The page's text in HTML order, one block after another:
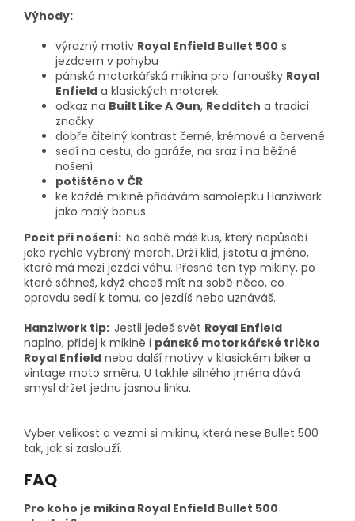
Výhody:
výrazný motiv Royal Enfield Bullet 500 s
jezdcem v pohybu
pánská motorkářská mikina pro fanoušky Royal
Enfield a klasických motorek
odkaz na Built Like A Gun, Redditch a tradici
značky
dobře čitelný kontrast černé, krémové a červené
sedí na cestu, do garáže, na sraz i na běžné
nošení
potištěno v ČR
ke každé mikině přidávám samolepku Hanziwork
jako malý bonus
Pocit při nošení: Na sobě máš kus, který nepůsobí
jako rychle vybraný merch. Drží klid, jistotu a jméno,
které má mezi jezdci váhu. Přesně ten typ mikiny, po
které sáhneš, když chceš mít na sobě něco, co
opravdu sedí k tomu, co jezdíš nebo uznáváš.
Hanziwork tip: Jestli jedeš svět Royal Enfield
naplno, přidej k mikině i pánské motorkářské tričko
Royal Enfield nebo další motivy v klasickém biker a
vintage moto směru. U takhle silného jména dává
smysl držet jednu jasnou linku.
Vyber velikost a vezmi si mikinu, která nese Bullet 500
tak, jak si zaslouží.
FAQ
Pro koho je mikina Royal Enfield Bullet 500